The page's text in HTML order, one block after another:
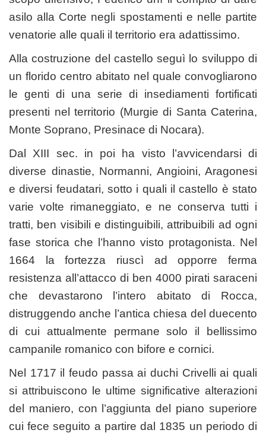
asilo alla Corte negli spostamenti e nelle partite
venatorie alle quali il territorio era adattissimo.
Alla costruzione del castello seguì lo sviluppo di
un florido centro abitato nel quale convogliarono
le genti di una serie di insediamenti fortificati
presenti nel territorio (Murgie di Santa Caterina,
Monte Soprano, Presinace di Nocara).
Dal XIII sec. in poi ha visto l’avvicendarsi di
diverse dinastie, Normanni, Angioini, Aragonesi
e diversi feudatari, sotto i quali il castello è stato
varie volte rimaneggiato, e ne conserva tutti i
tratti, ben visibili e distinguibili, attribuibili ad ogni
fase storica che l’hanno visto protagonista. Nel
1664 la fortezza riuscì ad opporre ferma
resistenza all’attacco di ben 4000 pirati saraceni
che devastarono l’intero abitato di Rocca,
distruggendo anche l’antica chiesa del duecento
di cui attualmente permane solo il bellissimo
campanile romanico con bifore e cornici.
Nel 1717 il feudo passa ai duchi Crivelli ai quali
si attribuiscono le ultime significative alterazioni
del maniero, con l’aggiunta del piano superiore
cui fece seguito a partire dal 1835 un periodo di